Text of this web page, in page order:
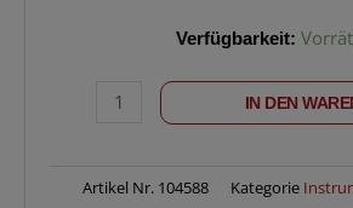
Verfügbarkeit:
Klinke>Wi.Klinke
IN DEN
Artikel Nr. 104588 Kategorie